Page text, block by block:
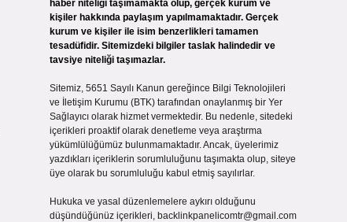
haber niteliği taşımamakta olup, gerçek kurum ve
kişiler hakkında paylaşım yapılmamaktadır. Gerçek
kurum ve kişiler ile isim benzerlikleri tamamen
tesadüfidir. Sitemizdeki bilgiler taslak halindedir ve
tavsiye niteliği taşımazlar.
Sitemiz, 5651 Sayılı Kanun gereğince Bilgi Teknolojileri
ve İletişim Kurumu (BTK) tarafından onaylanmış bir Yer
Sağlayıcı olarak hizmet vermektedir. Bu nedenle, sitedeki
içerikleri proaktif olarak denetleme veya araştırma
yükümlülüğümüz bulunmamaktadır. Ancak, üyelerimiz
yazdıkları içeriklerin sorumluluğunu taşımakta olup, siteye
üye olarak bu sorumluluğu kabul etmiş sayılırlar.
Hukuka ve yasal düzenlemelere aykırı olduğunu
düşündüğünüz içerikleri, backlinkpanelicomtr@gmail.com